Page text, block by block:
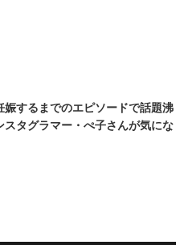
娠するまでのエピソードで話題沸
スタグラマー・ぺ子さんが気にな